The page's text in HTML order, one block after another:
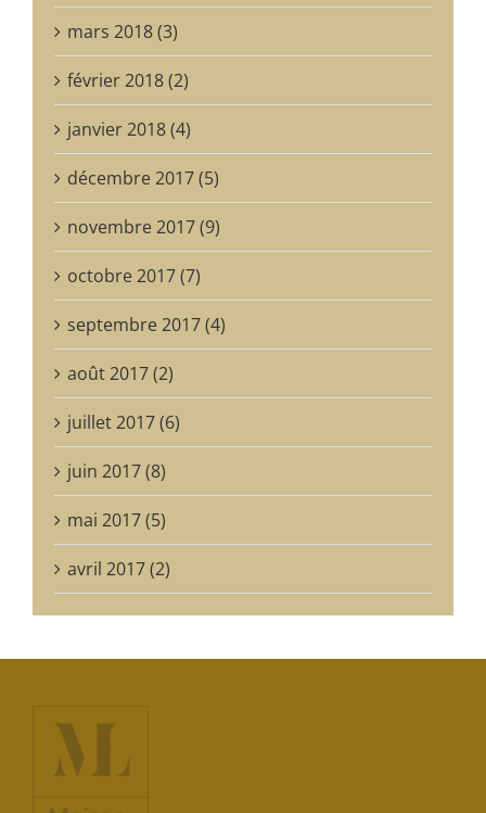
mars 2018 (3)
février 2018 (2)
janvier 2018 (4)
décembre 2017 (5)
novembre 2017 (9)
octobre 2017 (7)
septembre 2017 (4)
août 2017 (2)
juillet 2017 (6)
juin 2017 (8)
mai 2017 (5)
avril 2017 (2)